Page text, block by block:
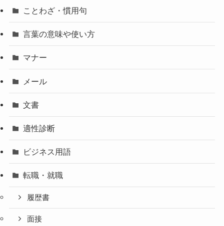
ことわざ・慣用句
言葉の意味や使い方
マナー
メール
文書
適性診断
ビジネス用語
転職・就職
履歴書
面接